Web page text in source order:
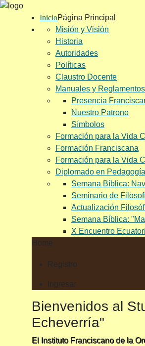
InicioPágina Principal
Misión y Visión
Historia
Autoridades
Políticas
Claustro Docente
Manuales y Reglamentos
Presencia
Nuestro Patrono
Símbolos
Formación para la Vida
Formación Franciscana
Formación para la Vida
Diplomado en
Semana Bíblica:
Seminario de
Actualización
Semana Bíblica:
X Encuentro
Home
Registro
Ingresar
Bienvenidos al
Echeverría"
El Instituto Franciscano de la